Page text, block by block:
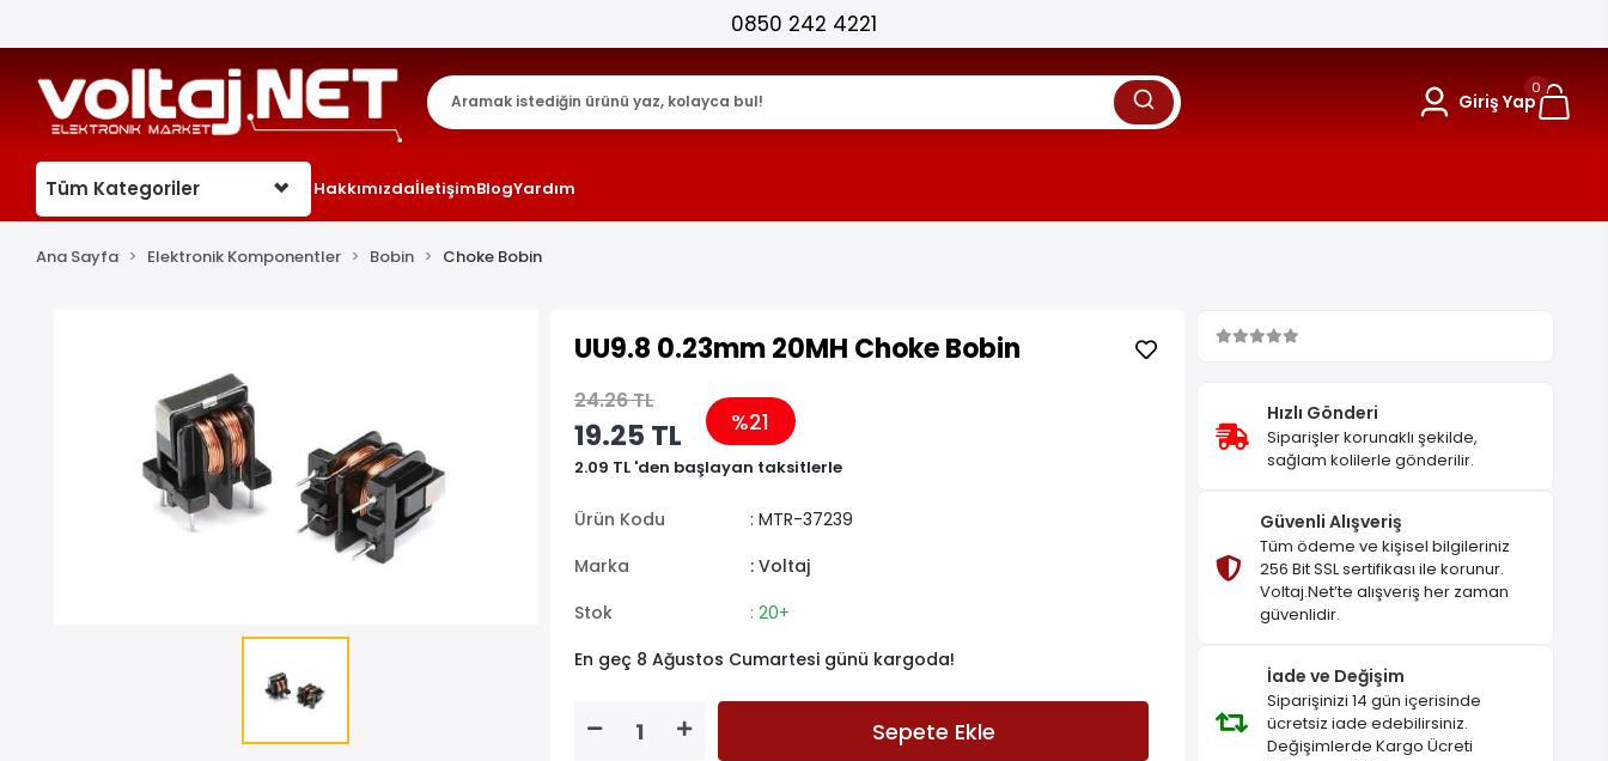
25.000+ AKTİF ÜRÜN !
Giriş Yap
0
Tüm Kategoriler HakkımızdaİletişimBlogYardım
Ana Sayfa Elektronik Komponentler Bobin Choke Bobin
UU9.8 0.23mm 20MH Choke Bobin
24.26 TL
19.25 TL %21
2.09 TL 'den başlayan taksitlerle
Ürün Kodu
: MTR-37239
Marka
: Voltaj
Stok
: 20+
En geç 8 Ağustos Cumartesi günü kargoda!
Sepete Ekle
Hızlı Gönderi
Siparişler korunaklı şekilde,
sağlam kolilerle gönderilir.
Güvenli Alışveriş
Tüm ödeme ve kişisel bilgileriniz
256 Bit SSL sertifikası ile korunur.
Voltaj.Net’te alışveriş her zaman
güvenlidir.
İade ve Değişim
Siparişinizi 14 gün içerisinde
ücretsiz iade edebilirsiniz.
Değişimlerde Kargo Ücreti